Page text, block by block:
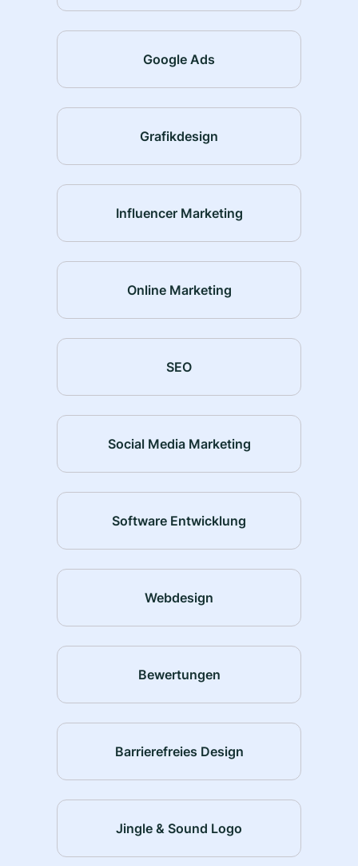
Google Ads
Grafikdesign
Influencer Marketing
Online Marketing
SEO
Social Media Marketing
Software Entwicklung
Webdesign
Bewertungen
Barrierefreies Design
Jingle & Sound Logo